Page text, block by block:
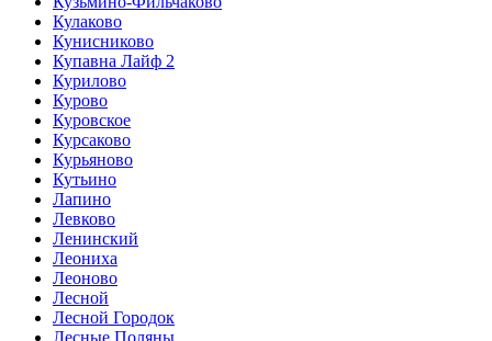
Кулаково
Кунисниково
Купавна Лайф 2
Курилово
Курово
Куровское
Курсаково
Курьяново
Кутьино
Лапино
Левково
Ленинский
Леониха
Леоново
Лесной
Лесной Городок